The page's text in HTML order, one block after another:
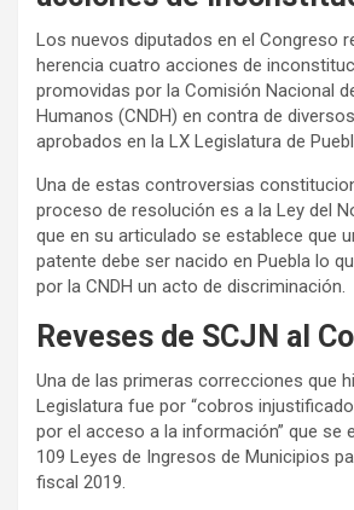
Los nuevos diputados en el Congreso
herencia cuatro acciones de
promovidas por la Comisión Nacional
Humanos (CNDH) en contra de
aprobados en la LX Legislatura de
Una de estas controversias
proceso de resolución es a la Ley del
que en su articulado se establece que
patente debe ser nacido en Puebla lo
por la CNDH un acto de discriminación.
Reveses de SCJN al
Una de las primeras correcciones que
Legislatura fue por “cobros
por el acceso a la información” que se
109 Leyes de Ingresos de Municipios
fiscal 2019.